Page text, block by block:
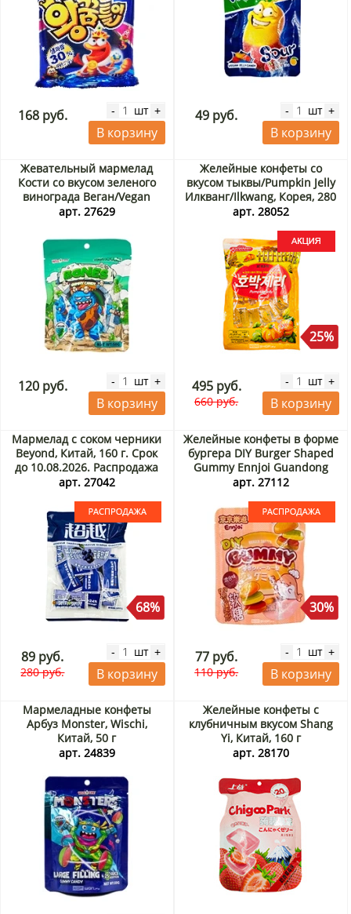
168 руб. - шт +
В корзину
49 руб. - шт +
В корзину
Жевательный мармелад
Кости со вкусом зеленого
винограда Веган/Vegan
Monster, Wischi, Китай, 50 г
арт. 27629
120 руб. - шт +
В корзину
Желейные конфеты со
вкусом тыквы/Pumpkin Jelly
Илкванг/Ilkwang, Корея, 280
г Акция
арт. 28052
25%
495 руб.
660 руб.
- шт +
В корзину
Мармелад с соком черники
Beyond, Китай, 160 г. Срок
до 10.08.2026. Распродажа
арт. 27042
68%
89 руб.
280 руб.
- шт +
В корзину
Желейные конфеты в форме
бургера DIY Burger Shaped
Gummy Ennjoi Guandong
Lefen, Китай, 50 г. Срок до
арт. 27112
30%
77 руб.
110 руб.
- шт +
В корзину
Мармеладные конфеты
Арбуз Monster, Wischi,
Китай, 50 г
арт. 24839
Желейные конфеты с
клубничным вкусом Shang
Yi, Китай, 160 г
арт. 28170